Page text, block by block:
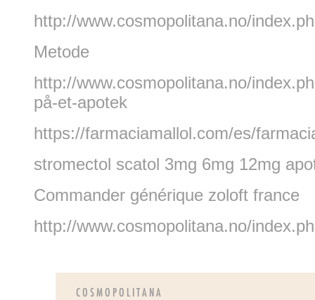
http://www.cosmopolitana.no/
Metode
http://www.cosmopolitana.no/
på-et-apotek
https://farmaciamallol.com/es/
stromectol scatol 3mg 6mg 12mg
Commander générique zoloft france
http://www.cosmopolitana.no/